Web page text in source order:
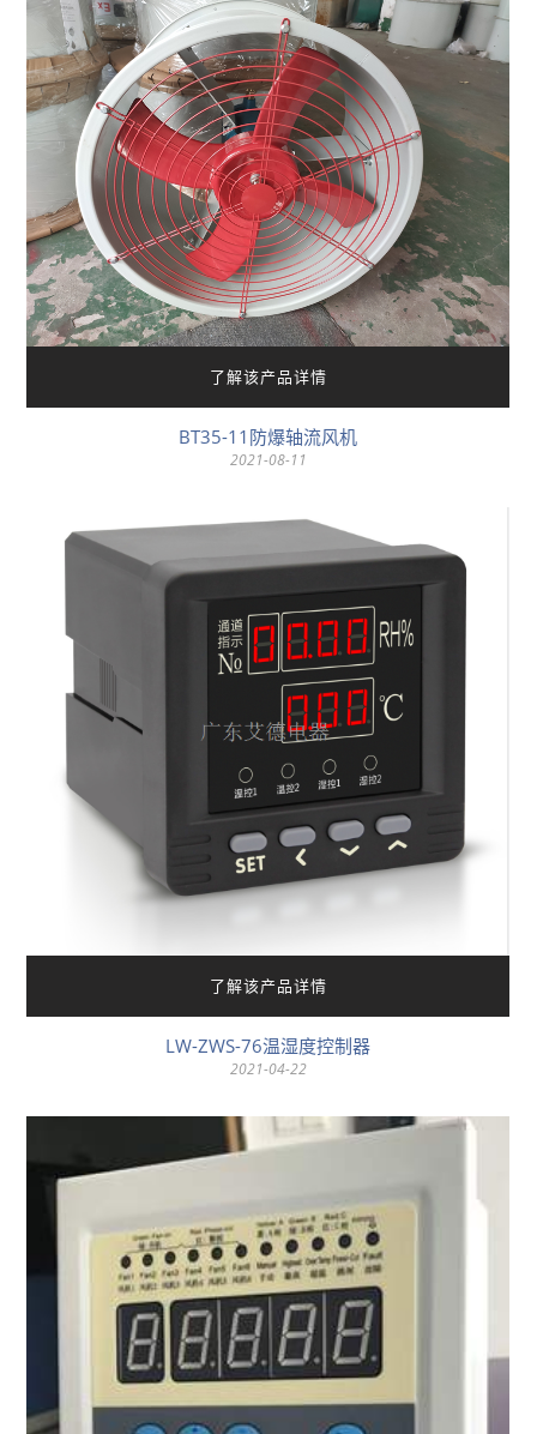
了解该产品详情
BT35-11防爆轴流风机
2021-08-11
了解该产品详情
LW-ZWS-76温湿度控制器
2021-04-22